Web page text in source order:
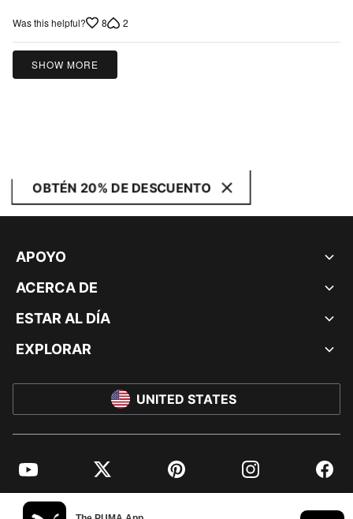
out
of
Was this helpful? 8 2
SHOW MORE
OBTÉN 20% DE DESCUENTO
APOYO
ACERCA DE
ESTAR AL DÍA
EXPLORAR
UNITED STATES
YouTube Twitter Pinterest Instagram
© PUMA NORTH AMERICA, INC.